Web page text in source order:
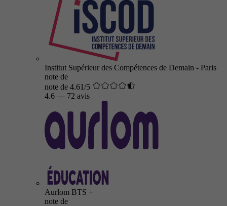
Institut Supérieur des Compétences de Demain - Paris
note de
note de 4.61/5
4.6 — 72 avis
Aurlom BTS +
note de